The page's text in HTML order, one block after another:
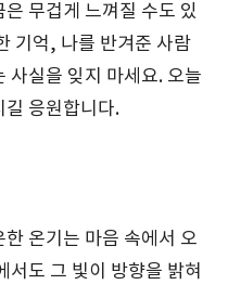
무겁게 느껴질 수도 있
기억, 나를 반겨준 사람
사실을 잊지 마세요. 오늘
길 응원합니다.
온기는 마음 속에서 오
서도 그 빛이 방향을 밝혀